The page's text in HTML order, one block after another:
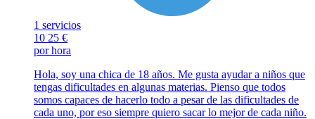
1 servicios
10 25 €
por hora
Hola, soy una chica de 18 años. Me gusta ayudar a niños que
tengas dificultades en algunas materias. Pienso que todos
somos capaces de hacerlo todo a pesar de las dificultades de
cada uno, por eso siempre quiero sacar lo mejor de cada niño.